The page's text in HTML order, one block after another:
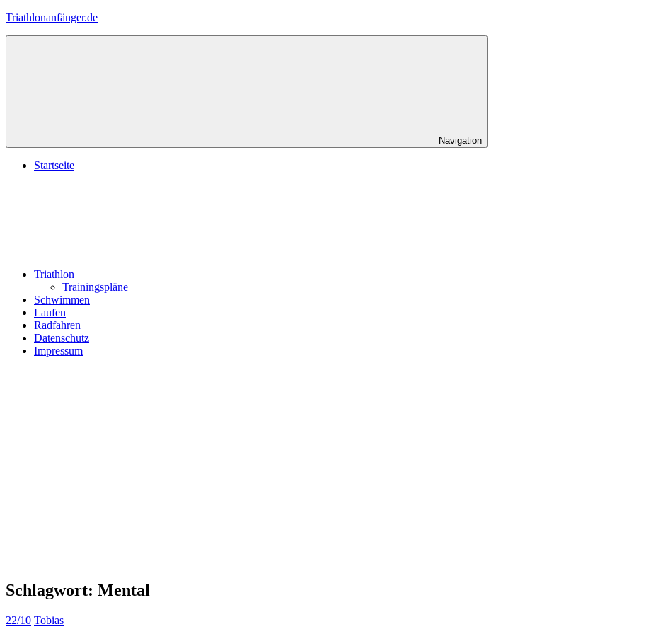
Zum
Triathlonanfänger.de
Navigation
Startseite
Triathlon
Trainingspläne
Schwimmen
Laufen
Radfahren
Datenschutz
Impressum
Schlagwort: Mental
22/10 Tobias